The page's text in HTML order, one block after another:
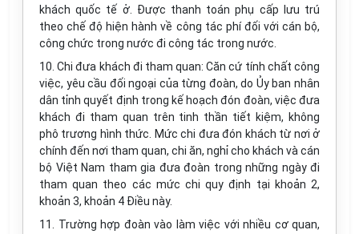
khách quốc tế ở. Được thanh toán phụ cấp lưu trú
theo chế độ hiện hành về công tác phí đối với cán bộ,
công chức trong nước đi công tác trong nước.
10. Chi đưa khách đi tham quan: Căn cứ tính chất công
việc, yêu cầu đối ngoại của từng đoàn, do Ủy ban nhân
dân tỉnh quyết định trong kế hoạch đón đoàn, việc đưa
khách đi tham quan trên tinh thần tiết kiệm, không
phô trương hình thức. Mức chi đưa đón khách từ nơi ở
chính đến nơi tham quan, chi ăn, nghỉ cho khách và cán
bộ Việt Nam tham gia đưa đoàn trong những ngày đi
tham quan theo các mức chi quy định tại khoản 2,
khoản 3, khoản 4 Điều này.
11. Trường hợp đoàn vào làm việc với nhiều cơ quan,